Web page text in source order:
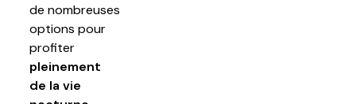
de nombreuses
options pour
profiter
pleinement
de la vie